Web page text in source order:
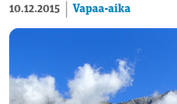
10.12.2015 Vapaa-aika